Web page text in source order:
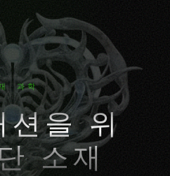
과학
션을 위
소재